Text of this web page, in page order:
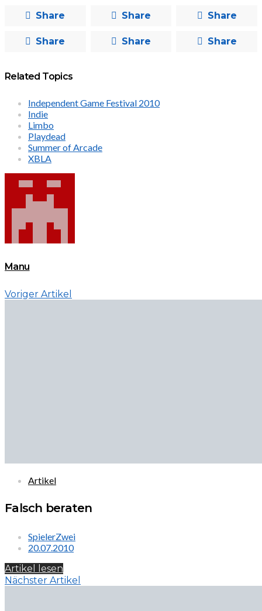
Share Share Share
Share Share Share
Related Topics
Independent Game Festival 2010
Indie
Limbo
Playdead
Summer of Arcade
XBLA
Manu
Voriger Artikel
Artikel
Falsch beraten
SpielerZwei
20.07.2010
Artikel lesen
Nächster Artikel